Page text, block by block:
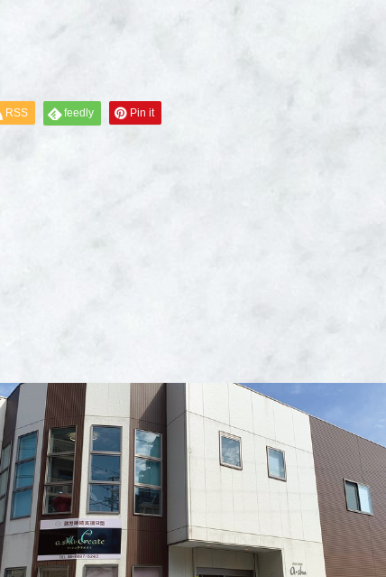
RSS feedly Pin it